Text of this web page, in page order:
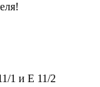
1 и Е 11/2